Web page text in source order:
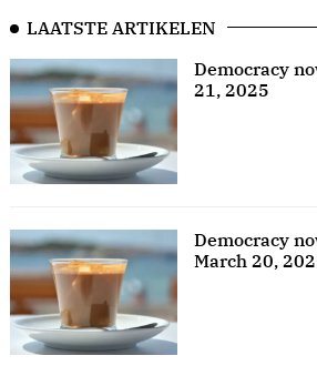
LAATSTE ARTIKELEN
Democracy
21, 2025
Democracy
March 20,